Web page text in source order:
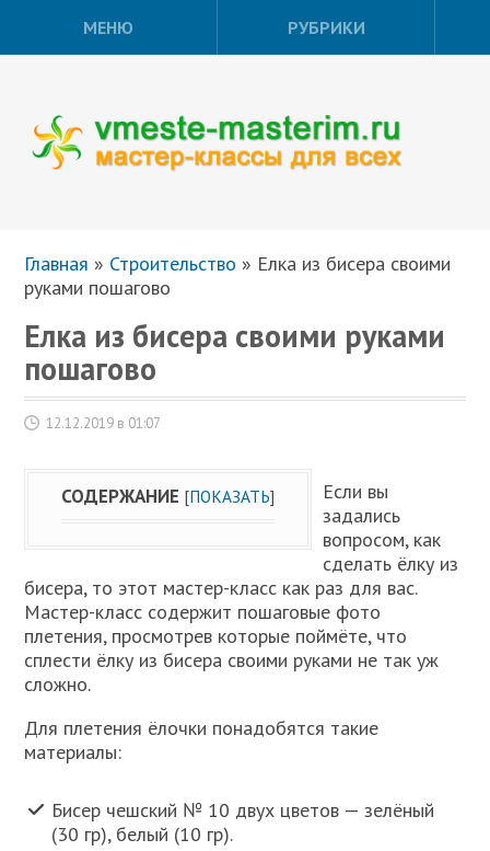
МЕНЮ РУБРИКИ
Главная » Строительство » Елка из бисера своими
руками пошагово
Елка из бисера своими руками
пошагово
12.12.2019 в 01:07
СОДЕРЖАНИЕ [ПОКАЗАТЬ]
Если вы
задались
вопросом, как
сделать ёлку из
бисера, то этот мастер-класс как раз для вас.
Мастер-класс содержит пошаговые фото
плетения, просмотрев которые поймёте, что
сплести ёлку из бисера своими руками не так уж
сложно.
Для плетения ёлочки понадобятся такие
материалы:
Бисер чешский № 10 двух цветов — зелёный
(30 гр), белый (10 гр).